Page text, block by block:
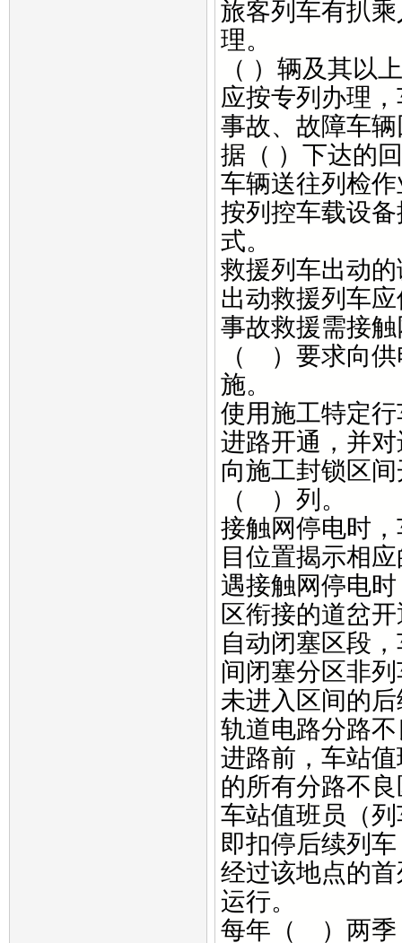
旅客列车有扒
理。
（ ）辆及其以
应按专列办理
事故、故障车
据（ ）下达的
车辆送往列检
按列控车载设
式。
救援列车出动
出动救援列车
事故救援需接
（ ）要求向供
施。
使用施工特定
进路开通，并
向施工封锁区
（ ）列。
接触网停电时
目位置揭示相
遇接触网停电
区衔接的道岔
自动闭塞区段
间闭塞分区非
未进入区间的
轨道电路分路
进路前，车站
的所有分路不
车站值班员（
即扣停后续列
经过该地点的
运行。
每年（ ）两季